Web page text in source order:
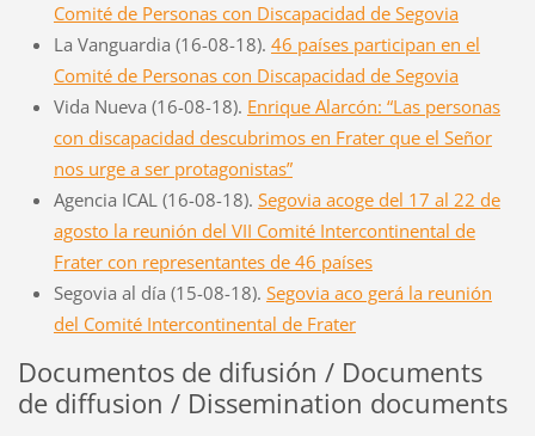
Comité de Personas con Discapacidad de Segovia
La Vanguardia (16-08-18). 46 países participan en el
Comité de Personas con Discapacidad de Segovia
Vida Nueva (16-08-18). Enrique Alarcón: “Las personas
con discapacidad descubrimos en Frater que el Señor
nos urge a ser protagonistas”
Agencia ICAL (16-08-18). Segovia acoge del 17 al 22 de
agosto la reunión del VII Comité Intercontinental de
Frater con representantes de 46 países
Segovia al día (15-08-18). Segovia aco gerá la reunión
del Comité Intercontinental de Frater
Documentos de difusión / Documents
de diffusion / Dissemination documents